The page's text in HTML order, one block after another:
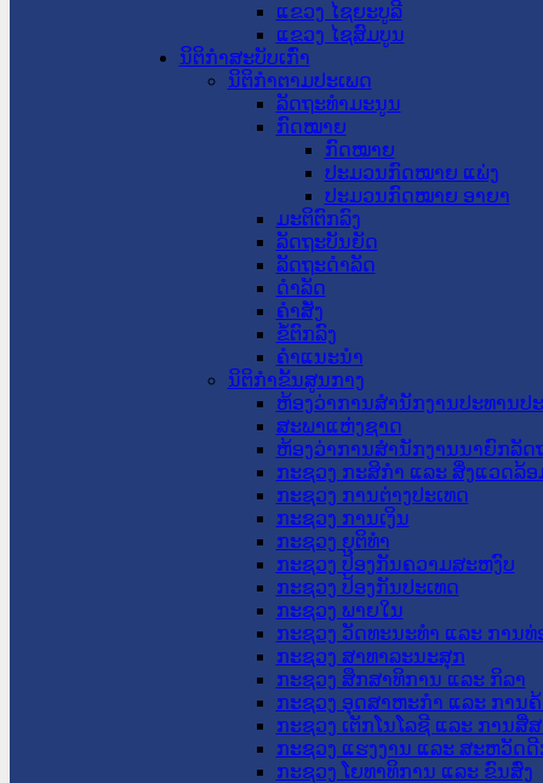
ແຂວງ ໄຊຍະບູລີ
ແຂວງ ໄຊສົມບູນ
ນິຕິກໍາສະບັບເກົ່າ
ນິຕິກຳຕາມປະເພດ
ລັດຖະທໍາມະນູນ
ກົດໝາຍ
ກົດໝາຍ
ປະມວນກົດໝາຍ ແພ່ງ
ປະມວນກົດໝາຍ ອາຍາ
ມະຕິຕົກລົງ
ລັດຖະບັນຍັດ
ລັດຖະດໍາລັດ
ດໍາລັດ
ຄໍາສັ່ງ
ຂໍ້ຕົກລົງ
ຄໍາແນະນໍາ
ນິຕິກໍາຂັ້ນສູນກາງ
ຫ້ອງວ່າການສໍານັກງານປະທານປ
ສະພາແຫ່ງຊາດ
ຫ້ອງວ່າການສຳນັກງານນາຍົກລັດ
ກະຊວງ ກະສິກຳ ແລະ ສິ່ງແວດລ້ອ
ກະຊວງ ການຕ່າງປະເທດ
ກະຊວງ ການເງິນ
ກະຊວງ ຍຸຕິທໍາ
ກະຊວງ ປ້ອງກັນຄວາມສະຫງົບ
ກະຊວງ ປ້ອງກັນປະເທດ
ກະຊວງ ພາຍໃນ
ກະຊວງ ວັດທະນະທຳ ແລະ ການທ່
ກະຊວງ ສາທາລະນະສຸກ
ກະຊວງ ສຶກສາທິການ ແລະ ກິລາ
ກະຊວງ ອຸດສາຫະກຳ ແລະ ການຄ້
ກະຊວງ ເຕັກໂນໂລຊີ ແລະ ການສື່
ກະຊວງ ແຮງງານ ແລະ ສະຫວັດ
ກະຊວງ ໂຍທາທິການ ແລະ ຂົນສົ່ງ